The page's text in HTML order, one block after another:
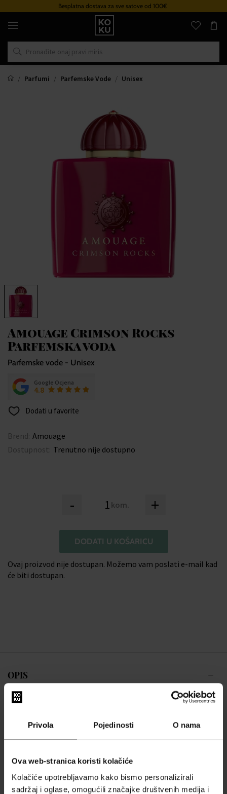
Privola Pojedinosti O nama
Ova web-stranica koristi kolačiće
Kolačiće upotrebljavamo kako bismo personalizirali
sadržaj i oglase, omogućili značajke društvenih medija i
Besplatna dostava za sve satove od 100€
Originalni
parfemi
satovi
na
mjestu
Parfumi
Parfemske Vode Unisex
Amouage Crimson Rocks
Parfemska voda
Parfemske vode - Unisex
Google Ocjena
4.8
Dodati u favorite
Brend: Amouage
Dostupnost: Trenutno nije dostupno
- kom. +
DODATI U KOŠARICU
Ovaj proizvod nije dostupan. Možemo vam poslati e-mail kad
će biti dostupan.
OPIS
Na prvu će vas privući note ružičastog papra s cimetom koji prema
riječima autora "miriše na crveno". Dva različita ekstrakta ruže s
početnim notama. Duge završne note pripadaju hrastu i sandalovini
s dodirom vetivera.
drvenasta aroma s primjesama cimeta
Parfemska voda Crimson Rock dio je kolekcije Renaissance
miris za muškarce i žene predstavljen 2020